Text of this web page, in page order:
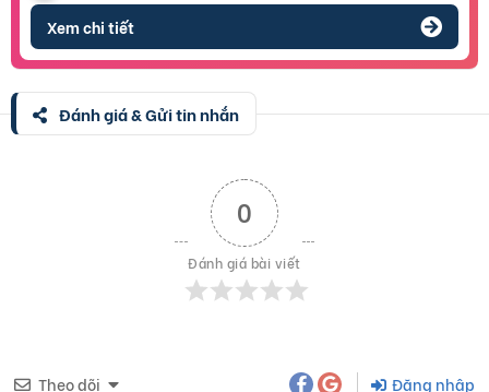
Xem chi tiết
Đánh giá & Gửi tin nhắn
0
Đánh giá bài viết
Theo dõi Đăng nhập